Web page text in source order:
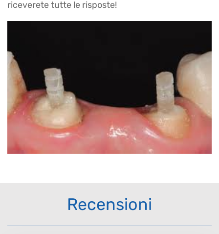
riceverete tutte le risposte!
Recensioni